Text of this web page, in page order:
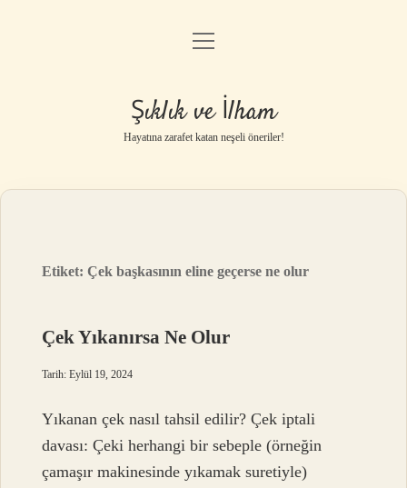
Anasayfa
Gizlilik Politikası
Yasal Uyarı
menüyü
Şıklık ve İlham
Hayatına zarafet katan neşeli öneriler!
Etiket:Çek başkasının eline geçerse ne olur
Çek Yıkanırsa Ne Olur
Tarih: Eylül 19, 2024
Yıkanan çek nasıl tahsil edilir? Çek iptali
davası: Çeki herhangi bir sebeple (örneğin
çamaşır makinesinde yıkamak suretiyle)